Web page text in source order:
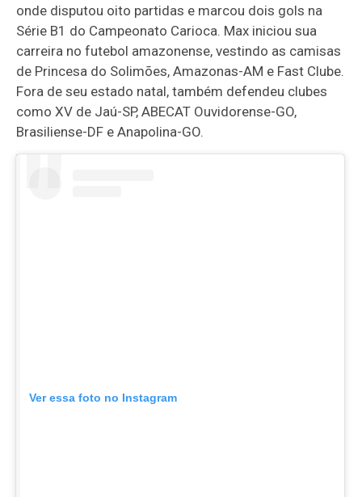
onde disputou oito partidas e marcou dois gols na
Série B1 do Campeonato Carioca. Max iniciou sua
carreira no futebol amazonense, vestindo as camisas
de Princesa do Solimões, Amazonas-AM e Fast Clube.
Fora de seu estado natal, também defendeu clubes
como XV de Jaú-SP, ABECAT Ouvidorense-GO,
Brasiliense-DF e Anapolina-GO.
Ver essa foto no Instagram